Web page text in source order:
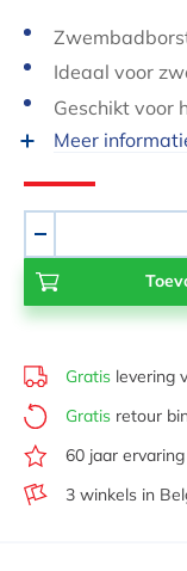
Ideaal voor
Geschikt voor
Meer
Gratis levering
Gratis retour
60 jaar ervaring
3 winkels in